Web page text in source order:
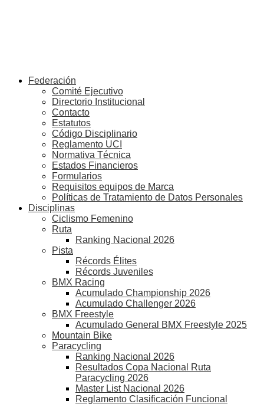
Federación
Comité Ejecutivo
Directorio Institucional
Contacto
Estatutos
Código Disciplinario
Reglamento UCI
Normativa Técnica
Estados Financieros
Formularios
Requisitos equipos de Marca
Políticas de Tratamiento de Datos Personales
Disciplinas
Ciclismo Femenino
Ruta
Ranking Nacional 2026
Pista
Récords Élites
Récords Juveniles
BMX Racing
Acumulado Championship 2026
Acumulado Challenger 2026
BMX Freestyle
Acumulado General BMX Freestyle 2025
Mountain Bike
Paracycling
Ranking Nacional 2026
Resultados Copa Nacional Ruta
Paracycling 2026
Master List Nacional 2026
Reglamento Clasificación Funcional